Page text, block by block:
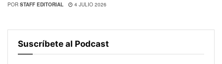
POR STAFF EDITORIAL 4 JULIO 2026
Suscríbete al Podcast